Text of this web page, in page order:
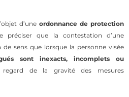
d’une ordonnance de protection
que la contestation d’une
sens que lorsque la personne visée
sont inexacts, incomplets ou
de la gravité des mesures